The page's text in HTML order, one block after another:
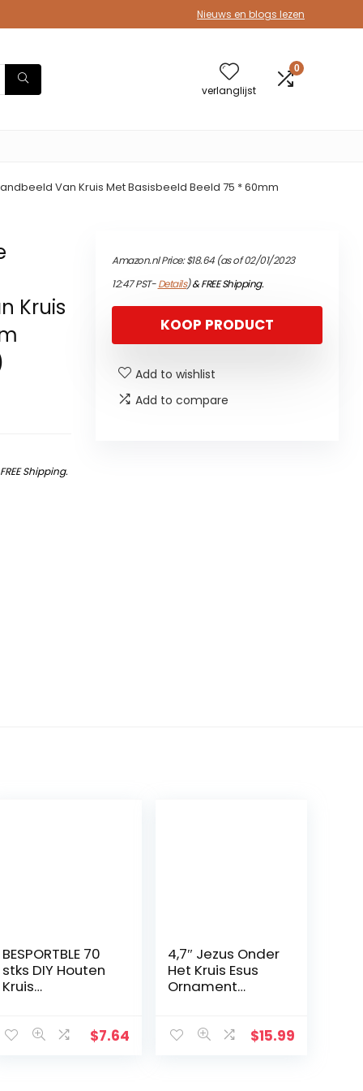
Nieuws en blogs lezen
verlanglijst
0
Van Kruis Met Basisbeeld Beeld 75 * 60mm
Kruis
FREE Shipping.
Amazon.nl Price:$18.64(as of 02/01/2023
12:47 PST-Details)&FREE Shipping.
KOOP PRODUCT
Add to wishlist
Add to compare
BESPORTBLE 70
stks DIY Houten
Kruis
Sieraden Ketting
$7.64
4,7″ Jezus Onder
Het Kruis Esus
Ornament
Figuur Kerstmis
$15.99